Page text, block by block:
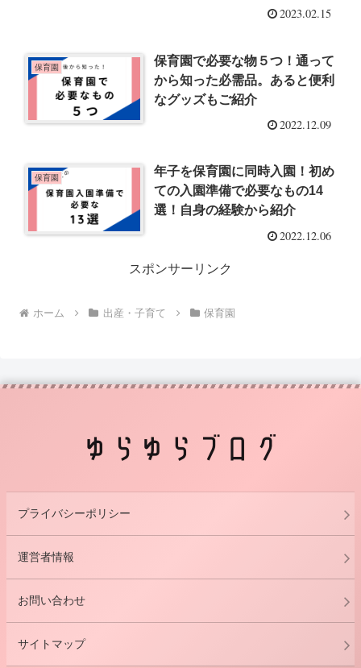
2023.02.15
保育園
保育園で必要な物５つ！通って
から知った必需品。あると便利
なグッズもご紹介
2022.12.09
保育園
年子を保育園に同時入園！初め
ての入園準備で必要なもの14
選！自身の経験から紹介
2022.12.06
スポンサーリンク
ホーム 出産・子育て 保育園
プライバシーポリシー
運営者情報
お問い合わせ
サイトマップ